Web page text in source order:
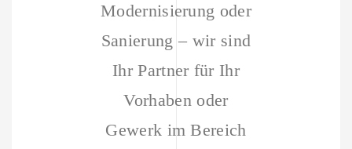
Modernisierung oder
Sanierung – wir sind
Ihr Partner für Ihr
Vorhaben oder
Gewerk im Bereich